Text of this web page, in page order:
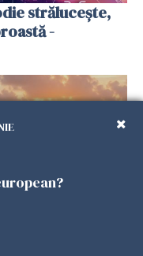
strălucește,
-